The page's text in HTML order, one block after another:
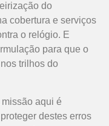
do
cobertura e serviços
o relógio. E
para que o
trilhos do
aqui é
destes erros